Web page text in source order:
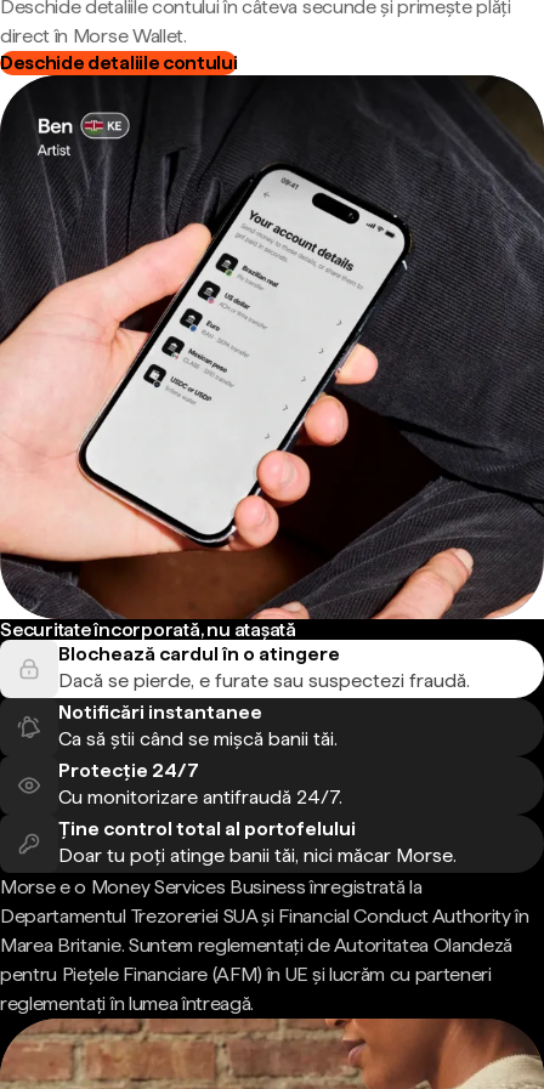
Deschide detaliile contului în câteva secunde și primește plăți
direct în Morse Wallet.
Deschide detaliile contului
Securitate încorporată, nu atașată
Blochează cardul în o atingere
Dacă se pierde, e furate sau suspectezi fraudă.
Notificări instantanee
Ca să știi când se mișcă banii tăi.
Protecție 24/7
Cu monitorizare antifraudă 24/7.
Ține control total al portofelului
Doar tu poți atinge banii tăi, nici măcar Morse.
Morse e o Money Services Business înregistrată la
Departamentul Trezoreriei SUA și Financial Conduct Authority în
Marea Britanie. Suntem reglementați de Autoritatea Olandeză
pentru Piețele Financiare (AFM) în UE și lucrăm cu parteneri
reglementați în lumea întreagă.